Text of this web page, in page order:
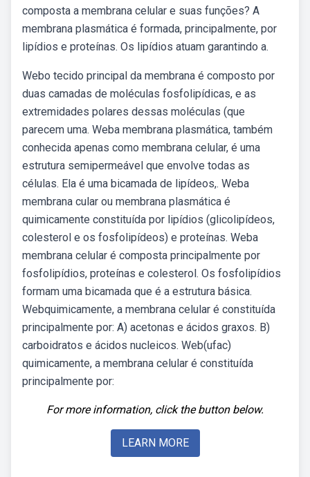
composta a membrana celular e suas funções? A
membrana plasmática é formada, principalmente, por
lipídios e proteínas. Os lipídios atuam garantindo a.
Webo tecido principal da membrana é composto por
duas camadas de moléculas fosfolipídicas, e as
extremidades polares dessas moléculas (que
parecem uma. Weba membrana plasmática, também
conhecida apenas como membrana celular, é uma
estrutura semipermeável que envolve todas as
células. Ela é uma bicamada de lipídeos,. Weba
membrana cular ou membrana plasmática é
quimicamente constituída por lipídios (glicolipídeos,
colesterol e os fosfolipídeos) e proteínas. Weba
membrana celular é composta principalmente por
fosfolipídios, proteínas e colesterol. Os fosfolipídios
formam uma bicamada que é a estrutura básica.
Webquimicamente, a membrana celular é constituída
principalmente por: A) acetonas e ácidos graxos. B)
carboidratos e ácidos nucleicos. Web(ufac)
quimicamente, a membrana celular é constituída
principalmente por:
For more information, click the button below.
LEARN MORE